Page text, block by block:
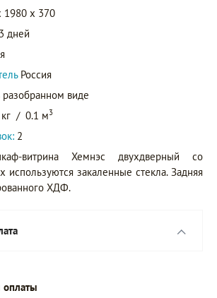
1980 x 370
дней
Россия
разобранном виде
/ 0.1 м3
2
витрина Хемнэс двухдверный со
используются закаленные стекла. Задняя
ХДФ.